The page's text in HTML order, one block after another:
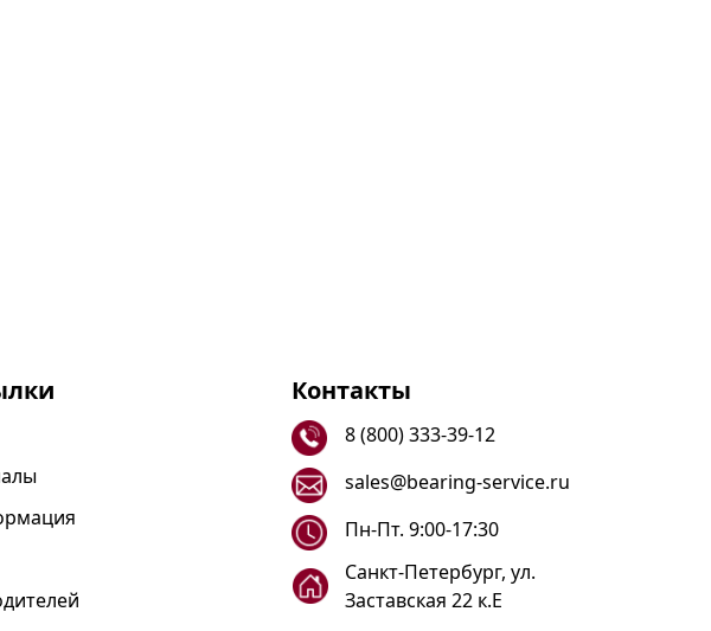
Контакты
8 (800) 333-39-12
sales@bearing-service.ru
Санкт-Петербург, ул.
Заставская 22 к.Е
Пн-Пт. 9:00-17:30